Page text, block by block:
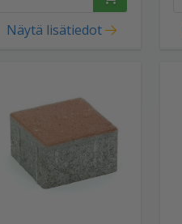
Näytä lisätiedot